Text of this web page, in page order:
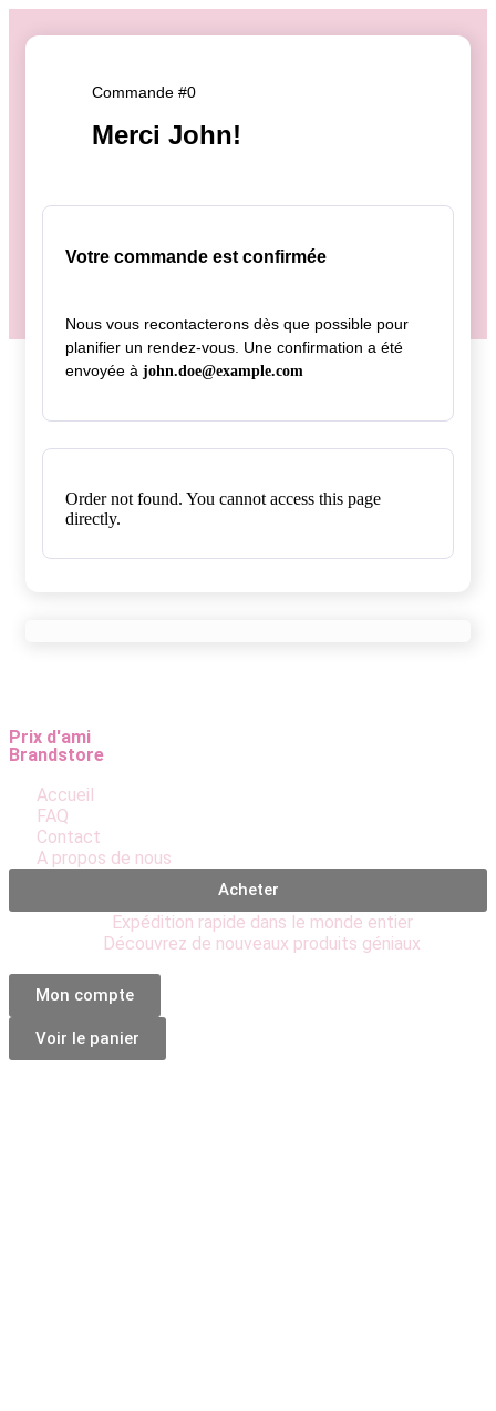
Commande #0
Merci John!
Votre commande est confirmée
Nous vous recontacterons dès que possible pour
planifier un rendez-vous. Une confirmation a été
envoyée à john.doe@example.com
Order not found. You cannot access this page
directly.
Prix d'ami
Brandstore
Accueil
FAQ
Contact
A propos de nous
Acheter
Expédition rapide dans le monde entier
Découvrez de nouveaux produits géniaux
Mon compte
Voir le panier